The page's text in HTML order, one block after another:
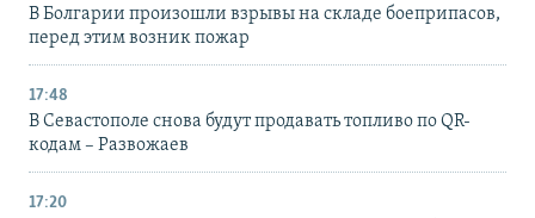
В Болгарии произошли взрывы на складе боеприпасов,
перед этим возник пожар
17:48
В Севастополе снова будут продавать топливо по QR-
кодам – Развожаев
17:20